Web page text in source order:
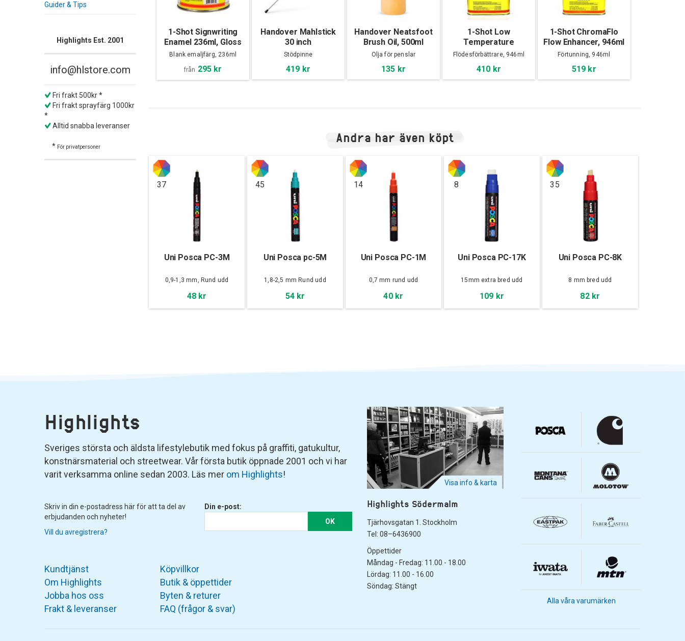
Guider & Tips
Highlights Est. 2001
info@hlstore.com
Fri frakt 500kr *
Fri frakt sprayfärg 1000kr
*
Alltid snabba leveranser
* För privatpersoner
1-Shot Signwriting
Enamel 236ml, Gloss
Blank emaljfärg, 236ml
från 295 kr
Handover Mahlstick
30 inch
Stödpinne
419 kr
Handover Neatsfoot
Brush Oil, 500ml
Olja för penslar
135 kr
1-Shot Low
Temperature
Reducer, 946ml
Flödesförbättrare, 946ml
410 kr
1-Shot ChromaFlo
Flow Enhancer, 946ml
Förtunning, 946ml
519 kr
Andra har även köpt
37
Uni Posca PC-3M
0,9-1,3 mm, Rund udd
48 kr
45
Uni Posca pc-5M
1,8-2,5 mm Rund udd
54 kr
14
Uni Posca PC-1M
0,7 mm rund udd
40 kr
8
Uni Posca PC-17K
15mm extra bred udd
109 kr
35
Uni Posca PC-8K
8 mm bred udd
82 kr
Highlights
Sveriges största och äldsta lifestylebutik med fokus på graffiti, gatukultur,
konstnärsmaterial och streetwear. Vår första butik öppnade 2001 och vi har
varit verksamma online sedan 2003. Läs mer om Highlights!
Skriv in din e-postadress här för att ta del av
erbjudanden och nyheter!
Vill du avregistrera?
Din e-post:
OK
Visa info & karta
Highlights Södermalm
Tjärhovsgatan 1. Stockholm
Tel: 08–6436900
Öppettider
Måndag - Fredag: 11.00 - 18.00
Lördag: 11.00 - 16.00
Söndag: Stängt
Kundtjänst
Om Highlights
Jobba hos oss
Frakt & leveranser
Köpvillkor
Butik & öppettider
Byten & returer
FAQ (frågor & svar)
Alla våra varumärken